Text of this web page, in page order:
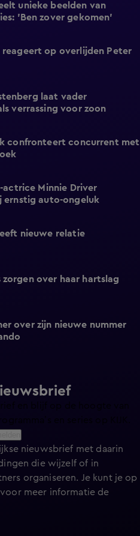
unieke beelden van
'Ben zover gekomen'
reageert op overlijden Peter
laat vader
verrassing voor zoon
confronteert concurrent met
actrice Minnie Driver
ernstig auto-ongeluk
nieuwe relatie
zorgen over haar hartslag
over zijn nieuwe nummer
nieuwsbrief met daarin
die wijzelf of in
organiseren. Je kunt je op
meer informatie de